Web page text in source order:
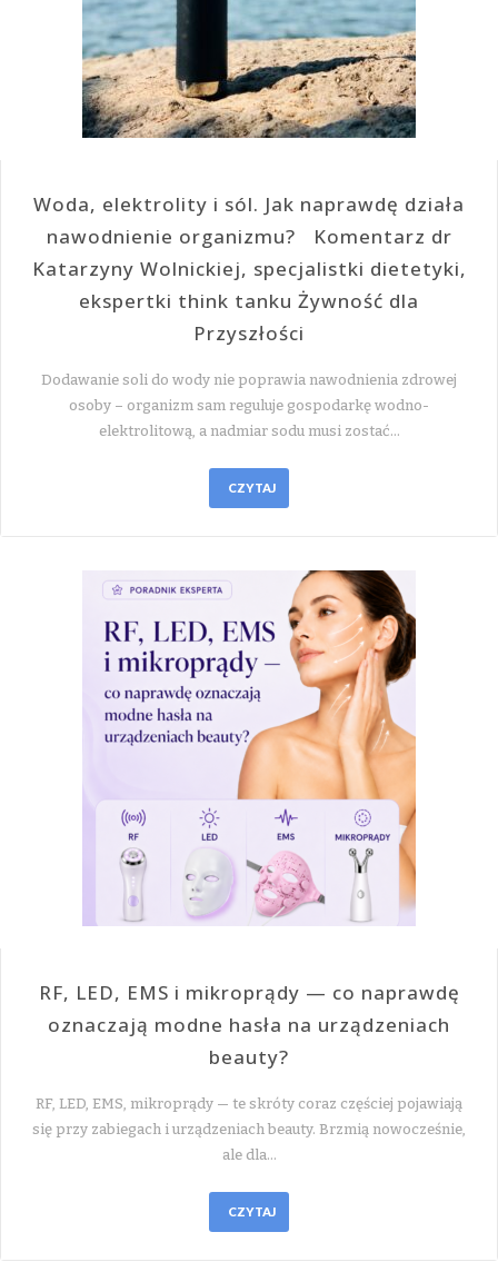
Woda, elektrolity i sól. Jak naprawdę działa
nawodnienie organizmu? Komentarz dr
Katarzyny Wolnickiej, specjalistki dietetyki,
ekspertki think tanku Żywność dla
Przyszłości
Dodawanie soli do wody nie poprawia nawodnienia zdrowej
osoby – organizm sam reguluje gospodarkę wodno-
elektrolitową, a nadmiar sodu musi zostać…
CZYTAJ
RF, LED, EMS i mikroprądy — co naprawdę
oznaczają modne hasła na urządzeniach
beauty?
RF, LED, EMS, mikroprądy — te skróty coraz częściej pojawiają
się przy zabiegach i urządzeniach beauty. Brzmią nowocześnie,
ale dla…
CZYTAJ